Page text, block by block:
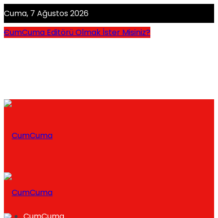
Cuma, 7 Ağustos 2026
CumCuma Editörü Olmak İster Misiniz?